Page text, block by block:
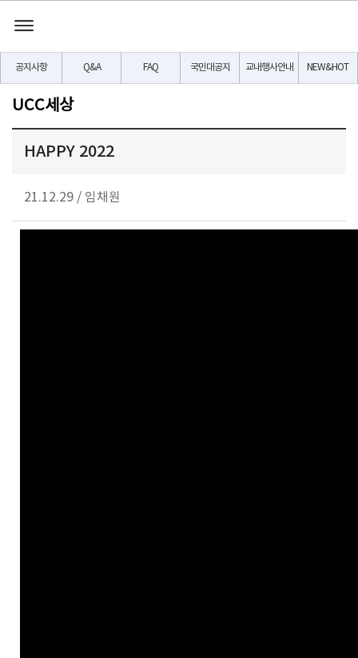
공지사항 Q&A FAQ 국민대공지 교내행사안내 NEW&HOT
UCC세상
HAPPY 2022
21.12.29 / 임채원